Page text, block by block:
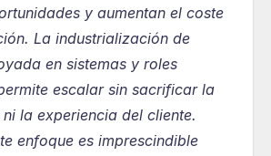
y aumentan el coste
La industrialización de
en sistemas y roles
escalar sin sacrificar la
la experiencia del cliente.
enfoque es imprescindible